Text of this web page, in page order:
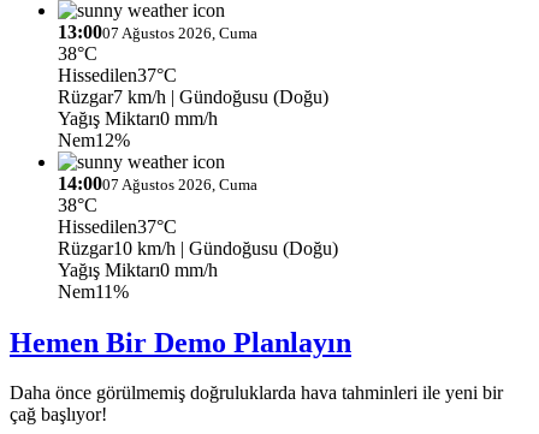
13:0007 Ağustos 2026, Cuma
38°C
Hissedilen37°C
Rüzgar7 km/h | Gündoğusu (Doğu)
Yağış Miktarı0 mm/h
Nem12%
14:0007 Ağustos 2026, Cuma
38°C
Hissedilen37°C
Rüzgar10 km/h | Gündoğusu (Doğu)
Yağış Miktarı0 mm/h
Nem11%
Hemen Bir Demo Planlayın
Daha önce görülmemiş doğruluklarda hava tahminleri ile yeni bir
çağ başlıyor!